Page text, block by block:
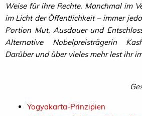
Weise für ihre Rechte. Manchmal im
im Licht der Öffentlichkeit – immer
Portion Mut, Ausdauer und
Alternative Nobelpreisträgerin
Darüber und über vieles mehr lest ihr
Yogyakarta-Prinzipien